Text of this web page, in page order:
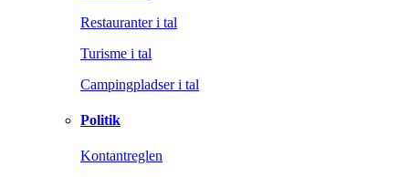
Restauranter i tal
Turisme i tal
Campingpladser i tal
Politik
Kontantreglen